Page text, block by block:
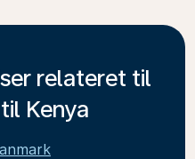
relateret til
Kenya